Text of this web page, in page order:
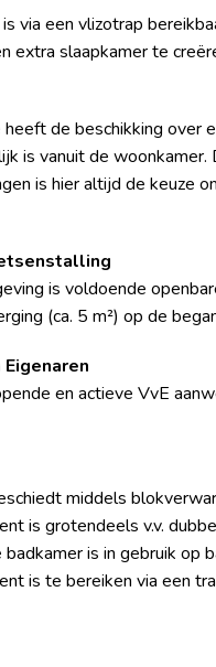
via een vlizotrap
extra slaapkamer te
de beschikking over
is vanuit de
is hier altijd de keuze
is voldoende
(ca. 5 m²) op de
en actieve VvE
middels
is grotendeels v.v.
is in gebruik op
is te bereiken via een